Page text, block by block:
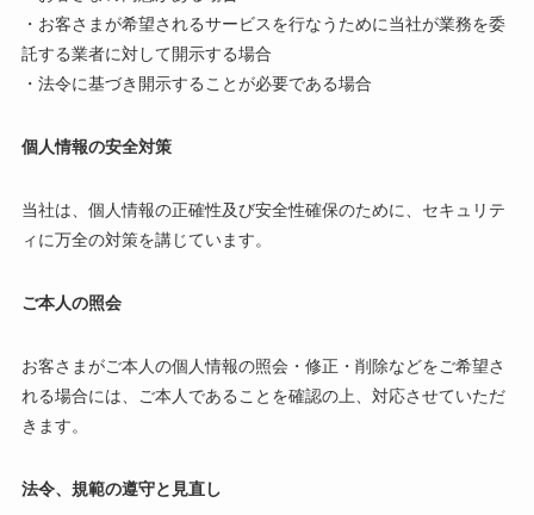
・お客さまが希望されるサービスを行なうために当社が業務を委
託する業者に対して開示する場合
・法令に基づき開示することが必要である場合
個人情報の安全対策
当社は、個人情報の正確性及び安全性確保のために、セキュリテ
ィに万全の対策を講じています。
ご本人の照会
お客さまがご本人の個人情報の照会・修正・削除などをご希望さ
れる場合には、ご本人であることを確認の上、対応させていただ
きます。
法令、規範の遵守と見直し